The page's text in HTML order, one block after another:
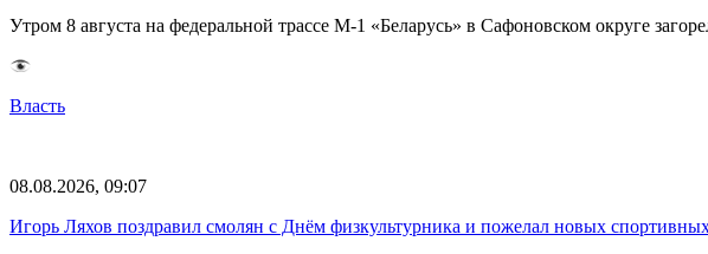
Утром 8 августа на федеральной трассе М-1 «Беларусь» в Сафоновском округе
Власть
08.08.2026, 09:07
Игорь Ляхов поздравил смолян с Днём физкультурника и пожелал новых